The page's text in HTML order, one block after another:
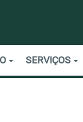
SERVIÇOS